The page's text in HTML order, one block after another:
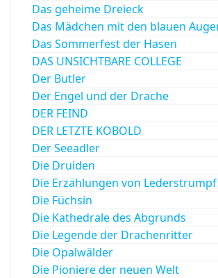
Das geheime Dreieck
Das Mädchen mit den blauen
Das Sommerfest der Hasen
DAS UNSICHTBARE COLLEGE
Der Butler
Der Engel und der Drache
DER FEIND
DER LETZTE KOBOLD
Der Seeadler
Die Druiden
Die Erzählungen von Lederstrumpf
Die Füchsin
Die Kathedrale des Abgrunds
Die Legende der Drachenritter
Die Opalwälder
Die Pioniere der neuen Welt